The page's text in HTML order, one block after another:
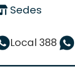
Sedes
Local 388